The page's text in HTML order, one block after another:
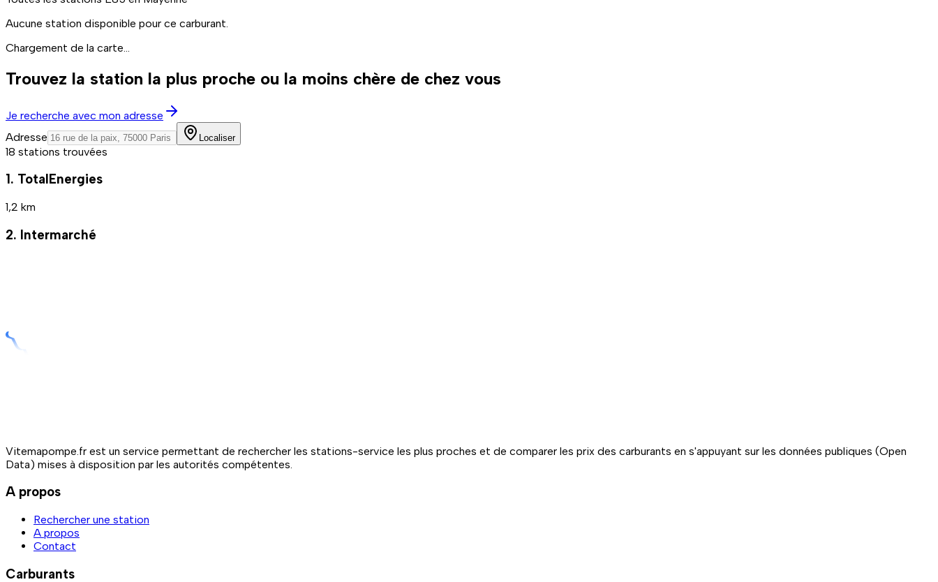
Aucune station disponible pour ce carburant.
Chargement de la carte...
Trouvez la station la plus proche ou la moins chère de chez vous
Je recherche avec mon adresse
Adresse
Localiser
18 stations trouvées
1. TotalEnergies
1,2 km
2. Intermarché
Vitemapompe.fr est un service permettant de rechercher les stations-service les plus proches et de comparer les prix des carburants en s'appuyant sur les données publiques (Open
Data) mises à disposition par les autorités compétentes.
A propos
Rechercher une station
A propos
Contact
Carburants